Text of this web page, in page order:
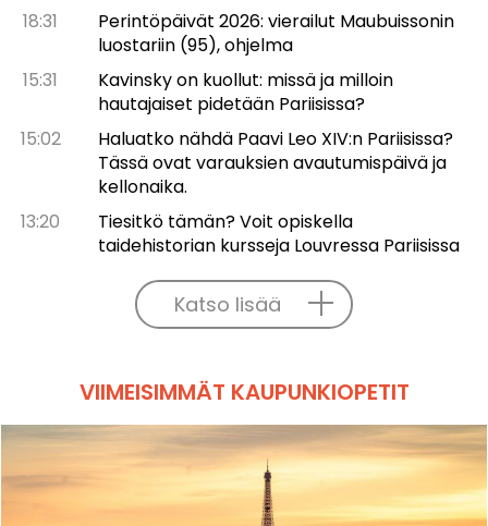
18:31
Perintöpäivät 2026: vierailut Maubuissonin
luostariin (95), ohjelma
15:31
Kavinsky on kuollut: missä ja milloin
hautajaiset pidetään Pariisissa?
15:02
Haluatko nähdä Paavi Leo XIV:n Pariisissa?
Tässä ovat varauksien avautumispäivä ja
kellonaika.
13:20
Tiesitkö tämän? Voit opiskella
taidehistorian kursseja Louvressa Pariisissa
Katso lisää
VIIMEISIMMÄT KAUPUNKIOPETIT